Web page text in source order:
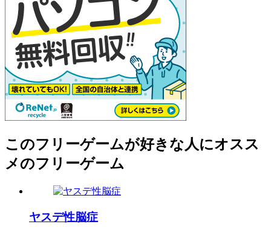
このフリーゲームが好きな人にオスス
メのフリーゲーム
ヤスデ性脳症